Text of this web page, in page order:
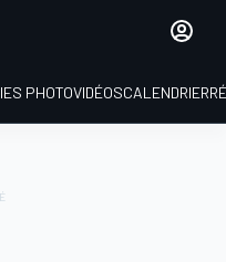
PHOTOVIDÉOSCALENDRIER